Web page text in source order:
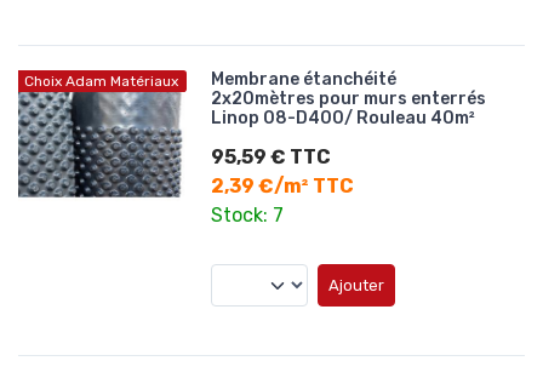
Choix Adam Matériaux
Membrane étanchéité
2x20mètres pour murs enterrés
Linop 08-D400/ Rouleau 40m²
95,59 € TTC
2,39 €/m² TTC
Stock: 7
Ajouter